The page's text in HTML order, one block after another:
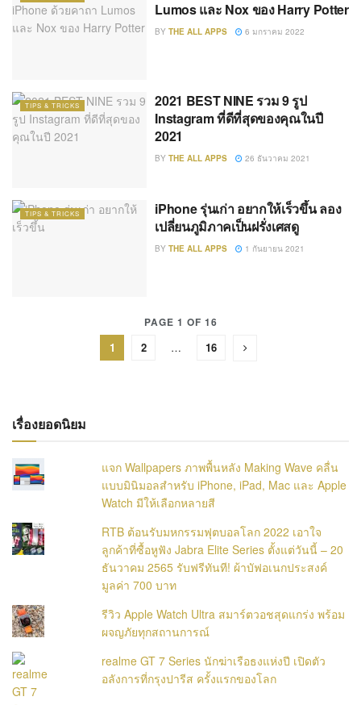
Lumos และ Nox ของ Harry Potter
BY THE ALL APPS 6 มกราคม 2022
TIPS & TRICKS
2021 BEST NINE รวม 9 รูป
Instagram ที่ดีที่สุดของคุณในปี
2021
BY THE ALL APPS 26 ธันวาคม 2021
TIPS & TRICKS
iPhone รุ่นเก่า อยากให้เร็วขึ้น ลอง
เปลี่ยนภูมิภาคเป็นฝรั่งเศสดู
BY THE ALL APPS 1 กันยายน 2021
PAGE 1 OF 16
1 2 … 16
เรื่องยอดนิยม
แจก Wallpapers ภาพพื้นหลัง Making Wave คลื่น
แบบมินิมอลสำหรับ iPhone, iPad, Mac และ Apple
Watch มีให้เลือกหลายสี
RTB ต้อนรับมหกรรมฟุตบอลโลก 2022 เอาใจ
ลูกค้าที่ซื้อหูฟัง Jabra Elite Series ตั้งแต่วันนี้ – 20
ธันวาคม 2565 รับฟรีทันที! ผ้าบัฟอเนกประสงค์
มูลค่า 700 บาท
รีวิว Apple Watch Ultra สมาร์ตวอชสุดแกร่ง พร้อม
ผจญภัยทุกสถานการณ์
realme GT 7 Series นักฆ่าเรือธงแห่งปี เปิดตัว
อลังการที่กรุงปารีส ครั้งแรกของโลก